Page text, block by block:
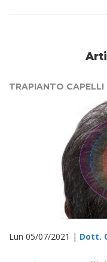
TRAPIANTO CAPELLI
Lun 05/07/2021 | Dott.